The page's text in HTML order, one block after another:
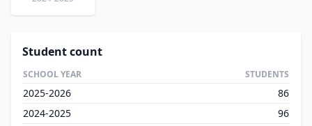
Student count
SCHOOL YEAR STUDENTS
2025-2026
86
2024-2025
96